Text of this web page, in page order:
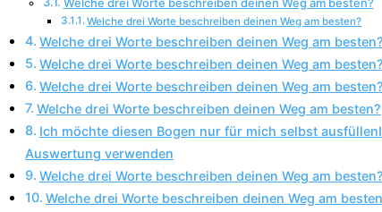
Welche drei Worte beschreiben deinen Weg am besten?
Welche drei Worte beschreiben deinen Weg am besten?
Welche drei Worte beschreiben deinen Weg am besten?
Welche drei Worte beschreiben deinen Weg am besten?
Welche drei Worte beschreiben deinen Weg am besten?
Ich möchte diesen Bogen nur für mich selbst
Auswertung verwenden
Welche drei Worte beschreiben deinen Weg am besten?
Welche drei Worte beschreiben deinen Weg am